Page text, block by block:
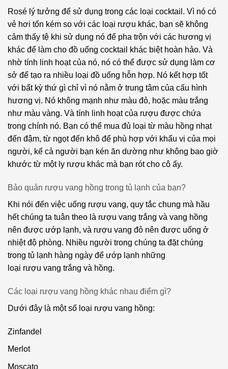
Rosé lý tưởng để sử dụng trong các loại cocktail. Vì nó có
vẻ hơi tốn kém so với các loại rượu khác, bạn sẽ không
cảm thấy tệ khi sử dụng nó để pha trộn với các hương vị
khác để làm cho đồ uống cocktail khác biệt hoàn hảo. Và
nhờ tính linh hoạt của nó, nó có thể được sử dụng làm cơ
sở để tạo ra nhiều loại đồ uống hỗn hợp. Nó kết hợp tốt
với bất kỳ thứ gì chỉ vì nó nằm ở trung tâm của cấu hình
hương vị. Nó không mạnh như màu đỏ, hoặc màu trắng
như màu vàng. Và tính linh hoạt của rượu được chứa
trong chính nó. Bạn có thể mua đủ loại từ màu hồng nhạt
đến đậm, từ ngọt đến khô để phù hợp với khẩu vị của mọi
người, kể cả người bạn kén ăn dường như không bao giờ
khước từ một ly rượu khác mà bạn rót cho cô ấy.
Bảo quản rượu vang hồng trong tủ lạnh của bạn?
Khi nói đến việc uống rượu vang, quy tắc chung mà hầu
hết chúng ta tuân theo là rượu vang trắng và vang hồng
nên được ướp lạnh, và rượu vang đỏ nên được uống ở
nhiệt độ phòng. Nhiều người trong chúng ta đặt chúng
trong tủ lạnh hàng ngày để ướp lạnh những
loại rượu vang trắng và hồng.
Các loại rượu vang hồng khác nhau điểm gì?
Dưới đây là một số loại rượu vang hồng:
Zinfandel
Merlot
Moscato